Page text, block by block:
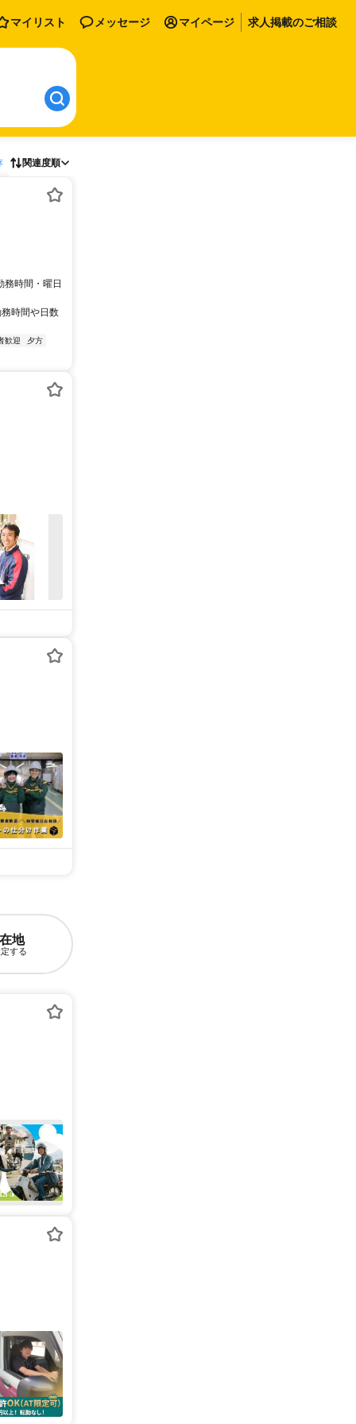
マイリスト メッセージ マイページ 求人掲載のご相談
関連度順
時間・曜日
時間や日数
歓迎 夕方
地
する